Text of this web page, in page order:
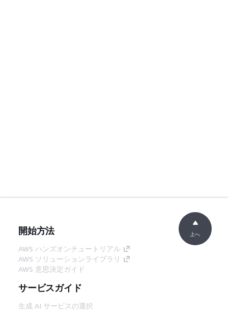
開始方法
AWS ハンズオンチュートリアル
AWS ソリューションライブラリ
AWS 意思決定ガイド
サービスガイド
生成 AI サービスの選択
上へ